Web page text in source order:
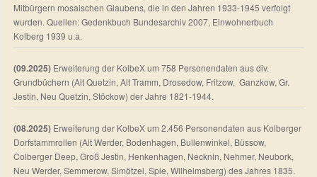
Mitbürgern mosaischen Glaubens, die in den Jahren 1933-1945 verfolgt
wurden. Quellen: Gedenkbuch Bundesarchiv 2007, Einwohnerbuch
Kolberg 1939 u.a.
(09.2025) Erweiterung der KolbeX um 758 Personendaten aus div.
Grundbüchern (Alt Quetzin, Alt Tramm, Drosedow, Fritzow, Ganzkow, Gr.
Jestin, Neu Quetzin, Stöckow) der Jahre 1821-1944.
(08.2025) Erweiterung der KolbeX um 2.456 Personendaten aus Kolberger
Dorfstammrollen (Alt Werder, Bodenhagen, Bullenwinkel, Büssow,
Colberger Deep, Groß Jestin, Henkenhagen, Necknin, Nehmer, Neubork,
Neu Werder, Semmerow, Simötzel, Spie, Wilhelmsberg) des Jahres 1835.